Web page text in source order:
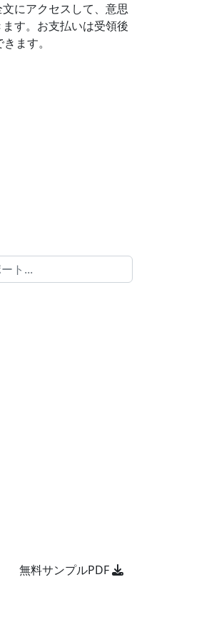
にアクセスして、意思
す。お支払いは受領後
ます。
無料サンプルPDF